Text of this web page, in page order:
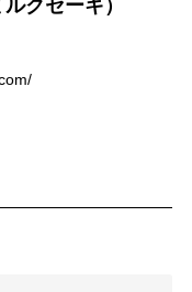
クセーキ）